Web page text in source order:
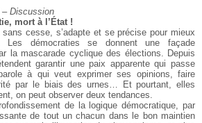
– Discussion
mort à l’État !
cesse, s’adapte et se précise pour mieux
Les démocraties se donnent une façade
la mascarade cyclique des élections. Depuis
garantir une paix apparente qui passe
à quiveut exprimer ses opinions, faire
par le biais des urnes… Et pourtant, elles
on peut observer deux tendances.
de la logique démocratique, par
de tout un chacun dans le bon maintien